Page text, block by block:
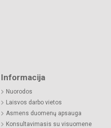
Informacija
Nuorodos
Laisvos darbo vietos
Asmens duomenų apsauga
Konsultavimasis su visuomene